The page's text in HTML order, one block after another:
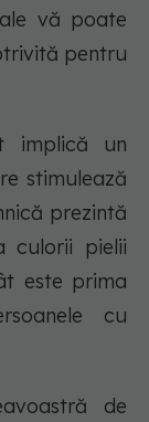
vă poate
pentru
implică un
stimulează
prezintă
culorii pielii
este prima
cu
de